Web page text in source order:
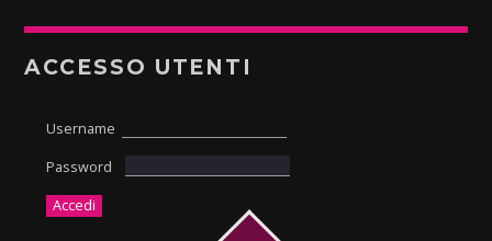
ACCESSO UTENTI
Username
Password